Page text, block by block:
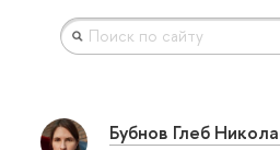
Бубнов Глеб